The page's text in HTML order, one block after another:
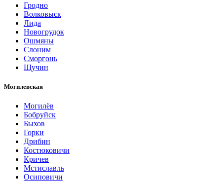
Гродно
Волковыск
Лида
Новогрудок
Ошмяны
Слоним
Сморгонь
Щучин
Могилевская
Могилёв
Бобруйск
Быхов
Горки
Дрибин
Костюковичи
Кричев
Мстиславль
Осиповичи